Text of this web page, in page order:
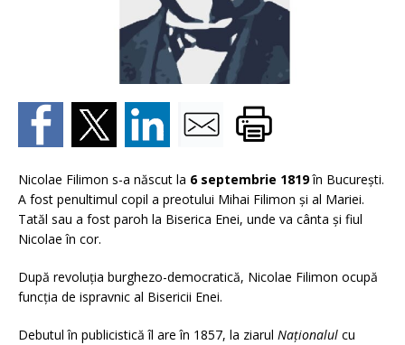
Nicolae Filimon s-a născut la 6 septembrie 1819în București.
A fost penultimul copil a preotului Mihai Filimon şi al Mariei.
Tatăl sau a fost paroh la Biserica Enei, unde va cânta şi fiul
Nicolae în cor.
După revoluţia burghezo-democratică, Nicolae Filimon ocupă
funcţia de ispravnic al Bisericii Enei.
Debutul în publicistică îl are în 1857, la ziarul Naționalul cu